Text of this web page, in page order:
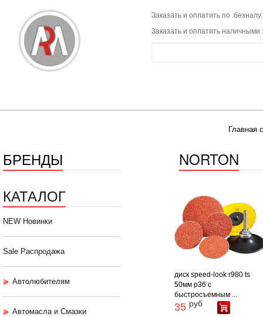
Заказать и оплатить по
Заказать и оплатить наличными
Главная
БРЕНДЫ
КАТАЛОГ
NEW Новинки
Sale Распродажа
Автолюбителям
Автомасла и Смазки
NORTON
диск speed-look r980 ts
50мм p36 с
быстросъемным ...
35 руб